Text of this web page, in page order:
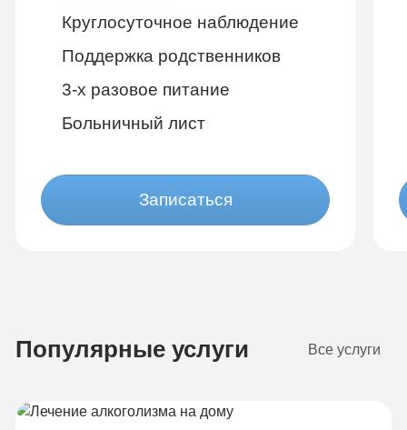
Круглосуточное наблюдение
Поддержка родственников
3-х разовое питание
Больничный лист
Записаться
4-х местная комната
Групповая терапия
Популярные услуги Все услуги